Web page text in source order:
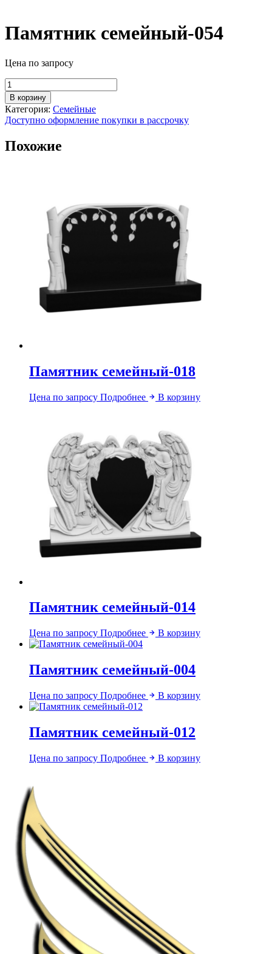
Памятник семейный-054
Цена по запросу
Количество
товара
Памятник
семейный-054
В корзину
Категория: Семейные
Доступно оформление покупки в рассрочку
Похожие
Памятник семейный-018
Цена по запросу Подробнее В корзину
Памятник семейный-014
Цена по запросу Подробнее В корзину
Памятник семейный-004
Цена по запросу Подробнее В корзину
Памятник семейный-012
Цена по запросу Подробнее В корзину